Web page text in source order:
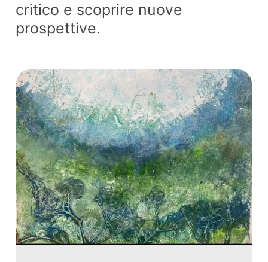
critico e scoprire nuove
prospettive.